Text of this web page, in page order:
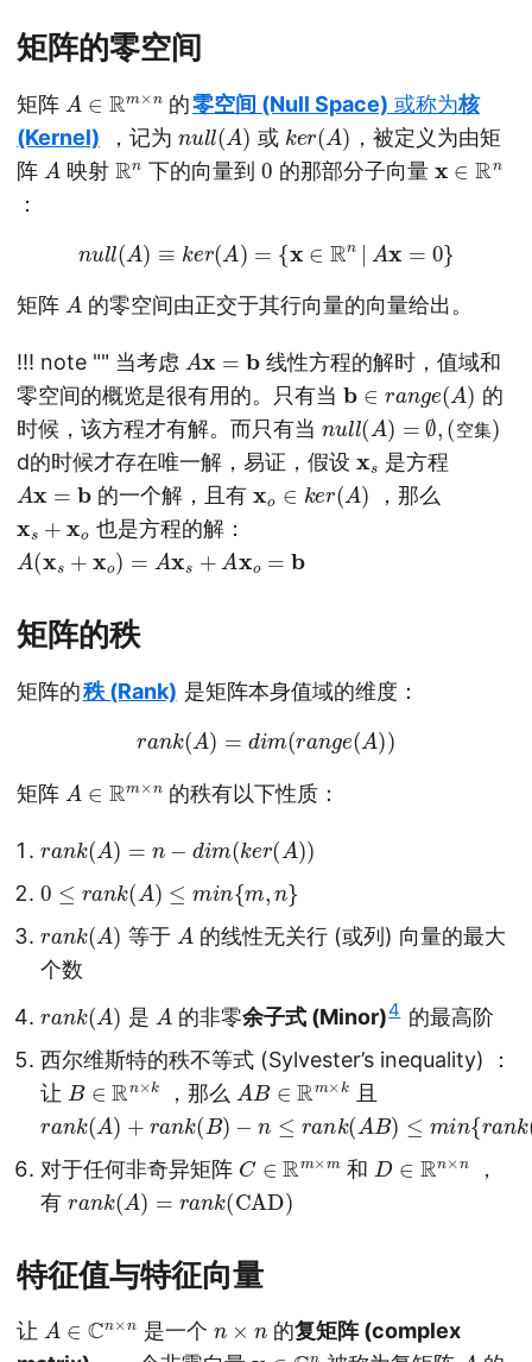
矩阵的零空间
矩阵 A Rm×n 的零空间 (Null Space) 或称为核
(Kernel)
，记为 n ll(A) 或 k ( A) ，被定义为由矩
阵
A 映射Rn 下的向量到0 的那部分子向量 ∈ Rn
：
n ull (A )≡ke r(A {x∈Rn|A =0
矩阵 A 的零空间由正交于其行向量的向量给出。
!!! note "" 当考虑 A
线性方程的解时，值域和
零空间的概览是很有用的。只有当 b ∈ r a n e (A) 的
时候，该方程才有解。而只有当
空 集
ll(A)= ,(空集)
d的时候才存在唯一解，易证，假设 xs 是方程
A = b 的一个解，且有 x ke A ) ，那么
也是方程的解：
A( x = A + A x o =b
矩阵的秩
矩阵的秩 (Rank) 是矩阵本身值域的维度：
rank (A) dim(range(A))
矩阵 A Rm×n 的秩有以下性质：
k ( A) (k r(
)
0
( A ≤ m n
k ( A) 等于 A 的线性无关行 (或列) 向量的最大
个数
k ( A) 是 A 的非零余子式 (Minor)4 的最高阶
西尔维斯特的秩不等式 (Sylvester’s inequality) ：
让 B∈ Rn ×k ，那么 A B∈Rm×k 且
k ( A) k (B)−n ) ≤ m in ( ) n
对于任何非奇异矩阵 C∈ Rm×m 和 D Rn×n
，
有 r a k ( A) r a n (CAD )
特征值与特征向量
让 A Cn×n 是一个 的复矩阵 (complex
∈ Cn A